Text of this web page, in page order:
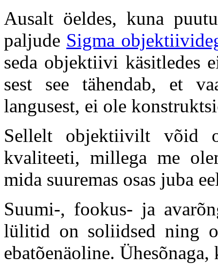
Ausalt öeldes, kuna
paljude Sigma
seda objektiivi käsitledes
sest see tähendab, et
langusest, ei ole
Sellelt objektiivilt võid
kvaliteeti, millega me
mida suuremas osas juba
Suumi-, fookus- ja
lülitid on soliidsed ning
ebatõenäoline.